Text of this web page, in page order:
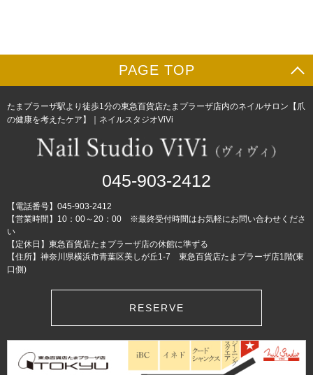
PAGE TOP
たまプラーザ駅より徒歩1分の東急百貨店たまプラーザ店内のネイルサロン【爪
の健康を考えたケア】｜ネイルスタジオViVi
045-903-2412
【電話番号】045-903-2412
【営業時間】10：00～20：00 ※最終受付時間はお気軽にお問い合わせくださ
い
【定休日】東急百貨店たまプラーザ店の休館に準ずる
【住所】神奈川県横浜市青葉区美しが丘1-7 東急百貨店たまプラーザ店1階(東
口側)
RESERVE